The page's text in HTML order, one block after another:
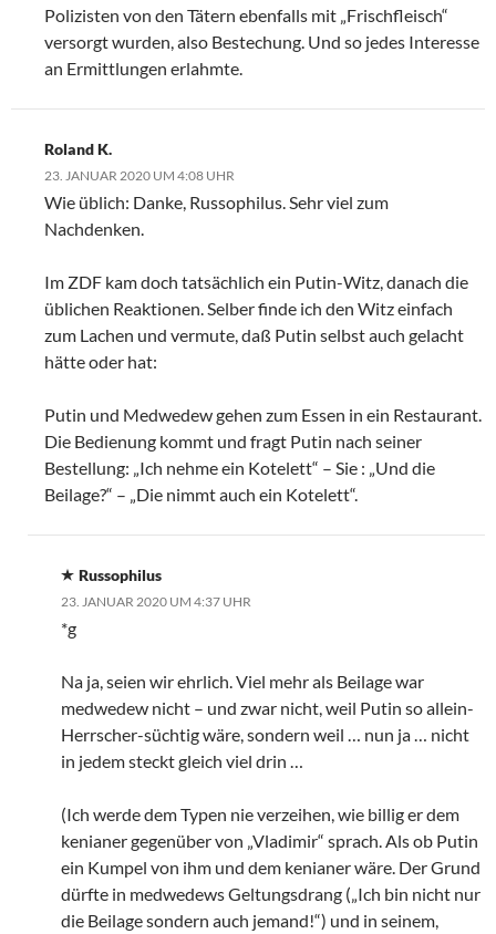
Polizisten von den Tätern ebenfalls mit „Frischfleisch“
versorgt wurden, also Bestechung. Und so jedes Interesse
an Ermittlungen erlahmte.
Roland K.
23. JANUAR 2020 UM 4:08 UHR
Wie üblich: Danke, Russophilus. Sehr viel zum
Nachdenken.
Im ZDF kam doch tatsächlich ein Putin-Witz, danach die
üblichen Reaktionen. Selber finde ich den Witz einfach
zum Lachen und vermute, daß Putin selbst auch gelacht
hätte oder hat:
Putin und Medwedew gehen zum Essen in ein Restaurant.
Die Bedienung kommt und fragt Putin nach seiner
Bestellung: „Ich nehme ein Kotelett“ – Sie : „Und die
Beilage?“ – „Die nimmt auch ein Kotelett“.
Russophilus
23. JANUAR 2020 UM 4:37 UHR
*g
Na ja, seien wir ehrlich. Viel mehr als Beilage war
medwedew nicht – und zwar nicht, weil Putin so allein-
Herrscher-süchtig wäre, sondern weil … nun ja … nicht
in jedem steckt gleich viel drin …
(Ich werde dem Typen nie verzeihen, wie billig er dem
kenianer gegenüber von „Vladimir“ sprach. Als ob Putin
ein Kumpel von ihm und dem kenianer wäre. Der Grund
dürfte in medwedews Geltungsdrang („Ich bin nicht nur
die Beilage sondern auch jemand!“) und in seinem,